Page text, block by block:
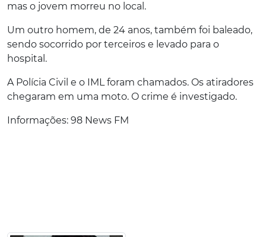
mas o jovem morreu no local.
Um outro homem, de 24 anos, também foi baleado,
sendo socorrido por terceiros e levado para o
hospital.
A Polícia Civil e o IML foram chamados. Os atiradores
chegaram em uma moto. O crime é investigado.
Informações: 98 News FM